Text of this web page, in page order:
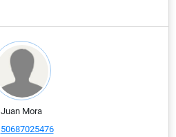
Juan Mora
50687025476